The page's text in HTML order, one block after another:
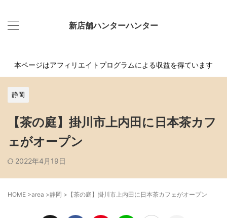
新店舗ハンターハンター
本ページはアフィリエイトプログラムによる収益を得ています
静岡
【茶の庭】掛川市上内田に日本茶カフ
ェがオープン
2022年4月19日
HOME >area >静岡 > 【茶の庭】掛川市上内田に日本茶カフェがオープン